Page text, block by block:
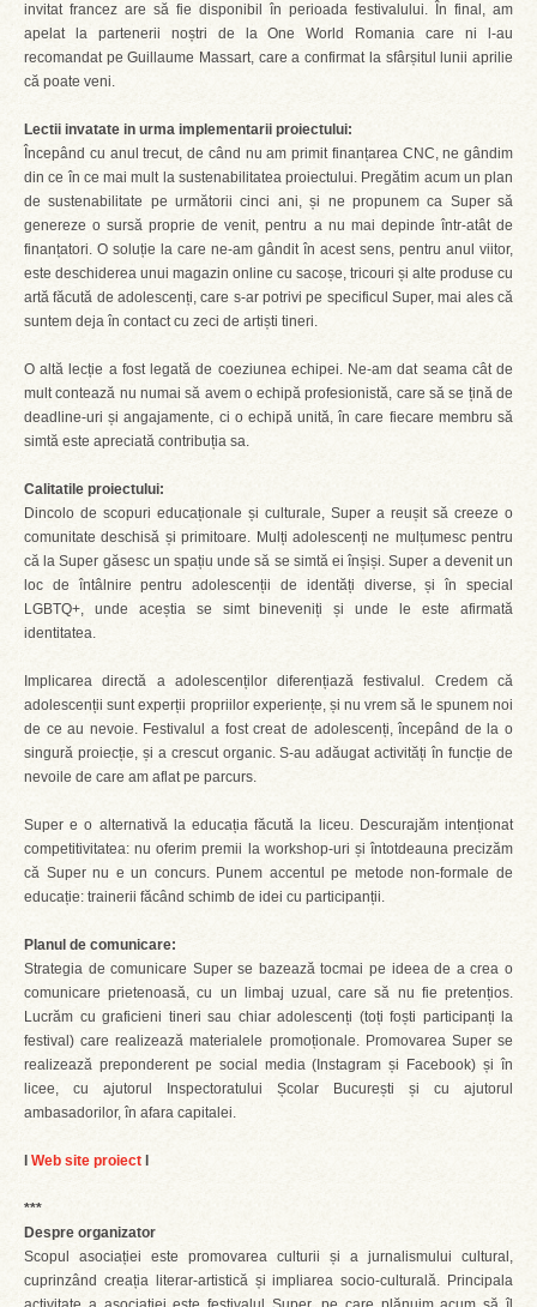
invitat francez are să fie disponibil în perioada festivalului. În final, am
apelat la partenerii noștri de la One World Romania care ni l-au
recomandat pe Guillaume Massart, care a confirmat la sfârșitul lunii aprilie
că poate veni.
Lectii invatate in urma implementarii proiectului:
Începând cu anul trecut, de când nu am primit finanțarea CNC, ne gândim
din ce în ce mai mult la sustenabilitatea proiectului. Pregătim acum un plan
de sustenabilitate pe următorii cinci ani, și ne propunem ca Super să
genereze o sursă proprie de venit, pentru a nu mai depinde într-atât de
finanțatori. O soluție la care ne-am gândit în acest sens, pentru anul viitor,
este deschiderea unui magazin online cu sacoșe, tricouri și alte produse cu
artă făcută de adolescenți, care s-ar potrivi pe specificul Super, mai ales că
suntem deja în contact cu zeci de artiști tineri.
O altă lecție a fost legată de coeziunea echipei. Ne-am dat seama cât de
mult contează nu numai să avem o echipă profesionistă, care să se țină de
deadline-uri și angajamente, ci o echipă unită, în care fiecare membru să
simtă este apreciată contribuția sa.
Calitatile proiectului:
Dincolo de scopuri educaționale și culturale, Super a reușit să creeze o
comunitate deschisă și primitoare. Mulți adolescenți ne mulțumesc pentru
că la Super găsesc un spațiu unde să se simtă ei înșiși. Super a devenit un
loc de întâlnire pentru adolescenții de identăți diverse, și în special
LGBTQ+, unde aceștia se simt bineveniți și unde le este afirmată
identitatea.
Implicarea directă a adolescenților diferențiază festivalul. Credem că
adolescenții sunt experții propriilor experiențe, și nu vrem să le spunem noi
de ce au nevoie. Festivalul a fost creat de adolescenți, începând de la o
singură proiecție, și a crescut organic. S-au adăugat activități în funcție de
nevoile de care am aflat pe parcurs.
Super e o alternativă la educația făcută la liceu. Descurajăm intenționat
competitivitatea: nu oferim premii la workshop-uri și întotdeauna precizăm
că Super nu e un concurs. Punem accentul pe metode non-formale de
educație: trainerii făcând schimb de idei cu participanții.
Planul de comunicare:
Strategia de comunicare Super se bazează tocmai pe ideea de a crea o
comunicare prietenoasă, cu un limbaj uzual, care să nu fie pretențios.
Lucrăm cu graficieni tineri sau chiar adolescenți (toți foști participanți la
festival) care realizează materialele promoționale. Promovarea Super se
realizează preponderent pe social media (Instagram și Facebook) și în
licee, cu ajutorul Inspectoratului Școlar București și cu ajutorul
ambasadorilor, în afara capitalei.
Web site proiect
***
Despre organizator
Scopul asociației este promovarea culturii și a jurnalismului cultural,
cuprinzând creația literar-artistică și impliarea socio-culturală. Principala